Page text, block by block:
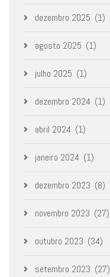
dezembro 2025 (1)
agosto 2025 (1)
julho 2025 (1)
dezembro 2024 (1)
abril 2024 (1)
janeiro 2024 (1)
dezembro 2023 (8)
novembro 2023 (27)
outubro 2023 (34)
setembro 2023 (27)